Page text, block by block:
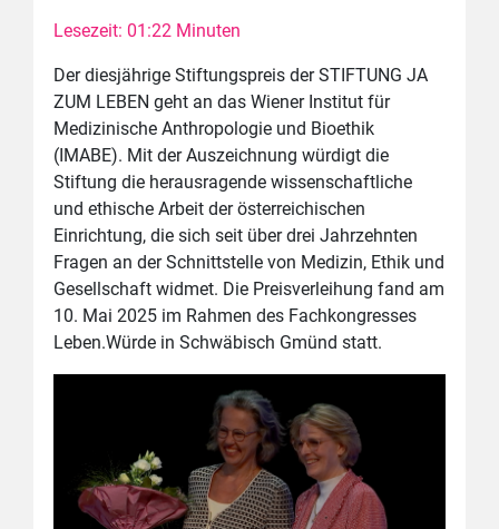
Lesezeit: 01:22 Minuten
Der diesjährige Stiftungspreis der STIFTUNG JA
ZUM LEBEN geht an das Wiener Institut für
Medizinische Anthropologie und Bioethik
(IMABE). Mit der Auszeichnung würdigt die
Stiftung die herausragende wissenschaftliche
und ethische Arbeit der österreichischen
Einrichtung, die sich seit über drei Jahrzehnten
Fragen an der Schnittstelle von Medizin, Ethik und
Gesellschaft widmet. Die Preisverleihung fand am
10. Mai 2025 im Rahmen des Fachkongresses
Leben.Würde in Schwäbisch Gmünd statt.